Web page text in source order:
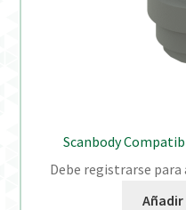
Scanbody
Debe registrarse